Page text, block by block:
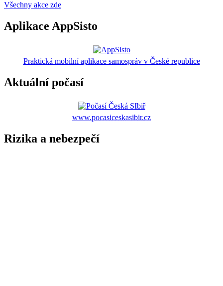
Všechny akce zde
Aplikace AppSisto
Praktická mobilní aplikace samospráv v České republice
Aktuální počasí
www.pocasiceskasibir.cz
Rizika a nebezpečí